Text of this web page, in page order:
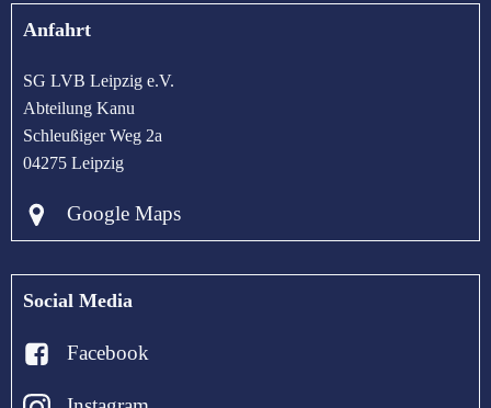
Anfahrt
SG LVB Leipzig e.V.
Abteilung Kanu
Schleußiger Weg 2a
04275 Leipzig
Google Maps
Social Media
Facebook